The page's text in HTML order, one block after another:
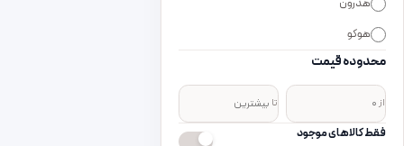
هدرون
هوکو
محدوده قیمت
از تا
فقط کالاهای موجود